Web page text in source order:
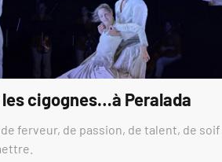
cigognes…à Peralada
ferveur, de passion, de talent, de soif